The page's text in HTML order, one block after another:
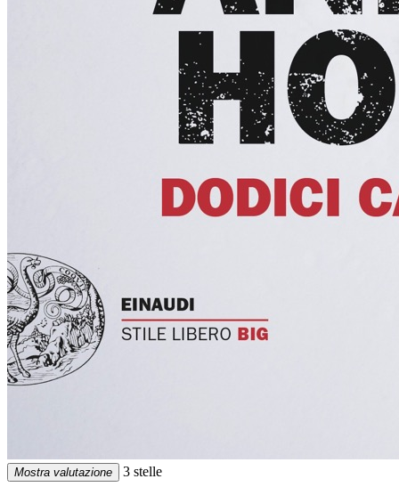
Mostra valutazione 3 stelle